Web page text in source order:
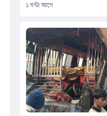
১ ঘন্টা আগে